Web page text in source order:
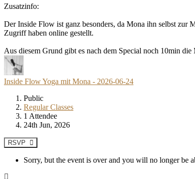
Zusatzinfo:
Der Inside Flow ist ganz besonders, da Mona ihn selbst zur
Zugriff haben online gestellt.
Aus diesem Grund gibt es nach dem Special noch 10min
Inside Flow Yoga mit Mona - 2026-06-24
Public
Regular Classes
1 Attendee
24th Jun, 2026
RSVP
Sorry, but the event is over and you will no longer be